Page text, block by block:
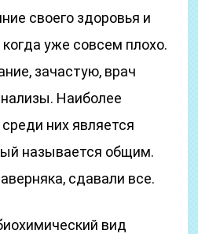
своего здоровья и
когда уже совсем плохо.
зачастую, врач
Наиболее
них является
называется общим.
сдавали все.
вид